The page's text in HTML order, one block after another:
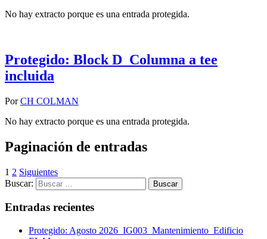
No hay extracto porque es una entrada protegida.
Protegido: Block D_Columna a tee
incluida
Por CH COLMAN
No hay extracto porque es una entrada protegida.
Paginación de entradas
1 2 Siguientes
Buscar:
Entradas recientes
Protegido: Agosto 2026_IG003_Mantenimiento_Edificio